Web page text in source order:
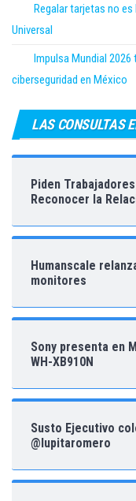
Regalar tarjetas no es
Universal
Impulsa Mundial
ciberseguridad en México
LAS CONSULTAS
Piden
Reconocer la
Humanscale
monitores
Sony presenta en
WH-XB910N
Susto Ejecutivo
@lupitaromero